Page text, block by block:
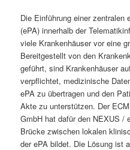
Die Einführung einer
(ePA) innerhalb der
viele Krankenhäuser vor eine
Bereitgestellt von den
geführt, sind Krankenhäuser
verpflichtet, medizinische
ePA zu übertragen und den
Akte zu unterstützen. Der
GmbH hat dafür den NEXUS /
Brücke zwischen lokalen
der ePA bildet. Die Lösung ist